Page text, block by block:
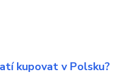
kupovat v Polsku?